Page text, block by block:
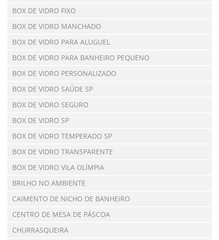
BOX DE VIDRO FIXO
BOX DE VIDRO MANCHADO
BOX DE VIDRO PARA ALUGUEL
BOX DE VIDRO PARA BANHEIRO PEQUENO
BOX DE VIDRO PERSONALIZADO
BOX DE VIDRO SAÚDE SP
BOX DE VIDRO SEGURO
BOX DE VIDRO SP
BOX DE VIDRO TEMPERADO SP
BOX DE VIDRO TRANSPARENTE
BOX DE VIDRO VILA OLÍMPIA
BRILHO NO AMBIENTE
CAIMENTO DE NICHO DE BANHEIRO
CENTRO DE MESA DE PÁSCOA
CHURRASQUEIRA